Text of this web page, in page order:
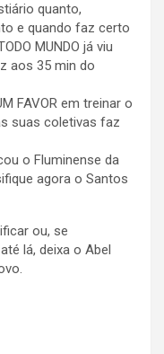
quanto,
e quando faz certo
MUNDO já viu
aos 35 min do
FAVOR em treinar o
suas coletivas faz
o Fluminense da
agora o Santos
ou, se
lá, deixa o Abel